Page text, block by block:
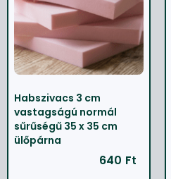
Habszivacs 3 cm
vastagságú normál
sűrűségű 35 x 35 cm
ülőpárna
640 Ft